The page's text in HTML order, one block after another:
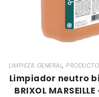
LIMPIEZA GENERAL,
Limpiador neutro
BRIXOL